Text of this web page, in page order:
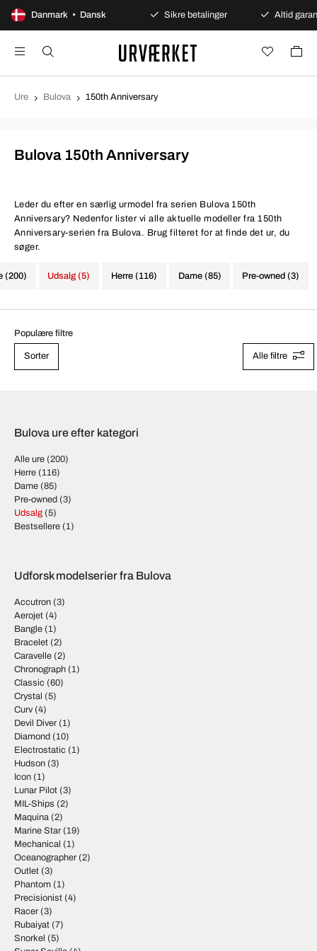
Danmark • Dansk
100 dages åbent køb Sikre betalinger Altid
Ure Bulova 150th Anniversary
Bulova 150th Anniversary
Leder du efter en særlig urmodel fra serien Bulova 150th
Anniversary? Nedenfor lister vi alle aktuelle modeller fra 150th
Anniversary-serien fra Bulova. Brug filteret for at finde det ur, du
søger.
(200) Herre (116) Dame (85) Pre-owned (3)
Udsalg (5)
Populære filtre
Sorter Alle filtre
Bulova ure efter kategori
Alle ure (200)
Herre (116)
Dame (85)
Pre-owned (3)
Udsalg (5)
Bestsellere (1)
Udforsk modelserier fra Bulova
Accutron (3)
Aerojet (4)
Bangle (1)
Bracelet (2)
Caravelle (2)
Chronograph (1)
Classic (60)
Crystal (5)
Curv (4)
Devil Diver (1)
Diamond (10)
Electrostatic (1)
Hudson (3)
Icon (1)
Lunar Pilot (3)
MIL-Ships (2)
Maquina (2)
Marine Star (19)
Mechanical (1)
Oceanographer (2)
Outlet (3)
Phantom (1)
Precisionist (4)
Racer (3)
Rubaiyat (7)
Snorkel (5)